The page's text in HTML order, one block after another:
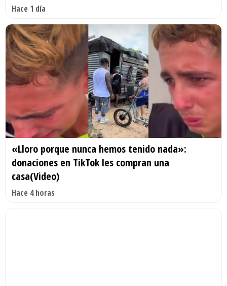
Hace 1 día
«Lloro porque nunca hemos tenido nada»:
donaciones en TikTok les compran una
casa(Video)
Hace 4 horas